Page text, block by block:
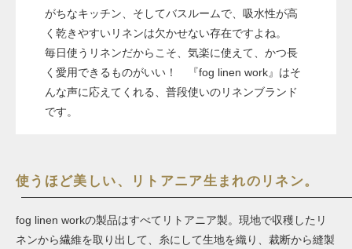
がちなキッチン、そしてバスルームで、吸水性が高
く乾きやすいリネンは欠かせない存在ですよね。
毎日使うリネンだからこそ、気楽に使えて、かつ長
く愛用できるものがいい！ 『fog linen work』はそ
んな声に応えてくれる、普段使いのリネンブランド
です。
使うほど美しい、リトアニア生まれのリネン。
fog linen workの製品はすべてリトアニア製。現地で収穫したリ
ネンから繊維を取り出して、糸にして生地を織り、裁断から縫製